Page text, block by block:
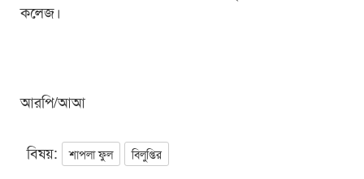
কলেজ।
আরপি/আআ
বিষয়: শাপলা ফুল বিলুপ্তির